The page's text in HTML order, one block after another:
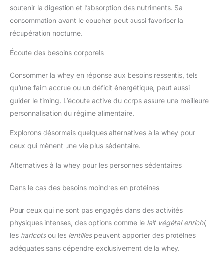
soutenir la digestion et l’absorption des nutriments. Sa
consommation avant le coucher peut aussi favoriser la
récupération nocturne.
Écoute des besoins corporels
Consommer la whey en réponse aux besoins ressentis, tels
qu’une faim accrue ou un déficit énergétique, peut aussi
guider le timing. L’écoute active du corps assure une meilleure
personnalisation du régime alimentaire.
Explorons désormais quelques alternatives à la whey pour
ceux qui mènent une vie plus sédentaire.
Alternatives à la whey pour les personnes sédentaires
Dans le cas des besoins moindres en protéines
Pour ceux qui ne sont pas engagés dans des activités
physiques intenses, des options comme le lait végétal enrichi,
les haricotsou les lentillespeuvent apporter des protéines
adéquates sans dépendre exclusivement de la whey.